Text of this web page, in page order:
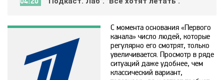
BBC World News
Bollywood
С момента основания «Первого
канала» число людей, которые
регулярно его смотрят, только
увеличивается. Просмотр в ряде
ситуаций даже удобнее, чем
классический вариант,